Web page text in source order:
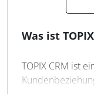
Was ist
TOPIX CRM ist